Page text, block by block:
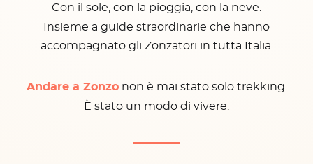
Con il sole, con la pioggia, con la neve.
Insieme a guide straordinarie che hanno
accompagnato gli Zonzatori in tutta Italia.
Andare a Zonzonon è mai stato solo trekking.
È stato un modo di vivere.